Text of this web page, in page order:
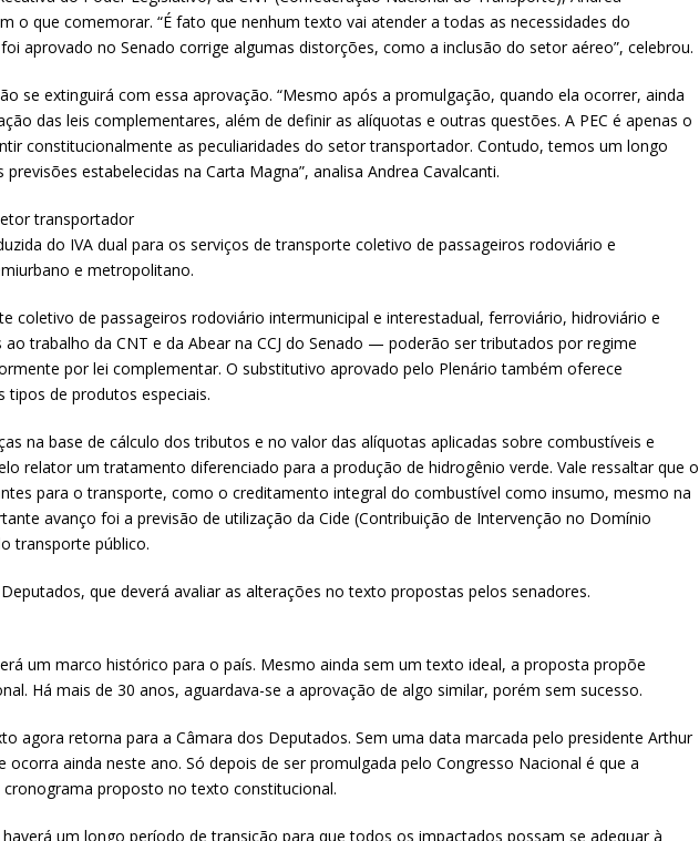
o que comemorar. “É fato que nenhum texto vai atender a todas as necessidades do
aprovado no Senado corrige algumas distorções, como a inclusão do setor aéreo”, celebrou.
se extinguirá com essa aprovação. “Mesmo após a promulgação, quando ela ocorrer, ainda
das leis complementares, além de definir as alíquotas e outras questões. A PEC é apenas o
constitucionalmente as peculiaridades do setor transportador. Contudo, temos um longo
estabelecidas na Carta Magna”, analisa Andrea Cavalcanti.
transportador
do IVA dual para os serviços de transporte coletivo de passageiros rodoviário e
e metropolitano.
coletivo de passageiros rodoviário intermunicipal e interestadual, ferroviário, hidroviário e
trabalho da CNT e da Abear na CCJ do Senado — poderão ser tributados por regime
por lei complementar. O substitutivo aprovado pelo Plenário também oferece
de produtos especiais.
na base de cálculo dos tributos e no valor das alíquotas aplicadas sobre combustíveis e
relator um tratamento diferenciado para a produção de hidrogênio verde. Vale ressaltar que o
para o transporte, como o creditamento integral do combustível como insumo, mesmo na
avanço foi a previsão de utilização da Cide (Contribuição de Intervenção no Domínio
transporte público.
que deverá avaliar as alterações no texto propostas pelos senadores.
um marco histórico para o país. Mesmo ainda sem um texto ideal, a proposta propõe
Há mais de 30 anos, aguardava-se a aprovação de algo similar, porém sem sucesso.
agora retorna para a Câmara dos Deputados. Sem uma data marcada pelo presidente Arthur
ocorra ainda neste ano. Só depois de ser promulgada pelo Congresso Nacional é que a
proposto no texto constitucional.
um longo período de transição para que todos os impactados possam se adequar à